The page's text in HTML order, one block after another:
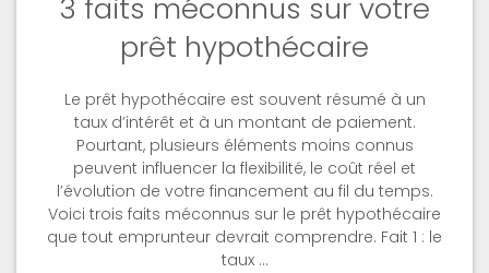
3 faits méconnus sur votre
prêt hypothécaire
Le prêt hypothécaire est souvent résumé à un
taux d’intérêt et à un montant de paiement.
Pourtant, plusieurs éléments moins connus
peuvent influencer la flexibilité, le coût réel et
l’évolution de votre financement au fil du temps.
Voici trois faits méconnus sur le prêt hypothécaire
que tout emprunteur devrait comprendre. Fait 1 : le
taux …